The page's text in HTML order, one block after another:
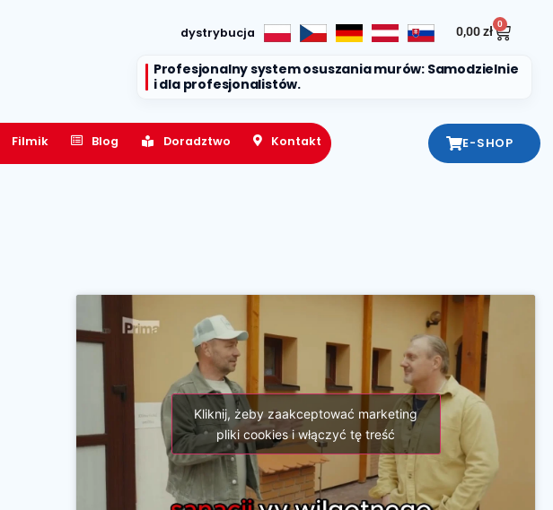
dystrybucja 0,00zł
0
Profesjonalny system osuszania murów: Samodzielnie
i dla profesjonalistów.
Filmik Blog Doradztwo Kontakt E-SHOP
Kliknij, żeby zaakceptować marketing
pliki cookies i włączyć tę treść